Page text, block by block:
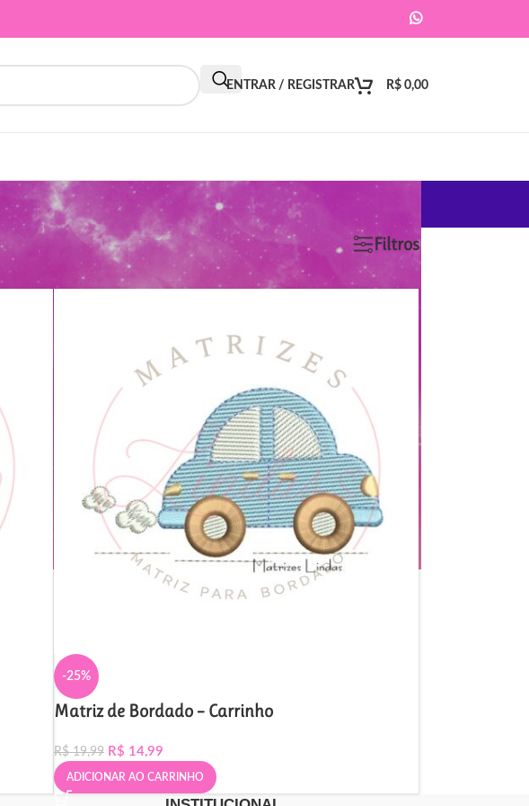
ENTRAR / REGISTRAR R$ 0,00
Mostrar 9 18 24 Filtros
-25%
Matriz de Bordado – Carrinho
R$19,99 R$ 14,99
ADICIONAR AO CARRINHO